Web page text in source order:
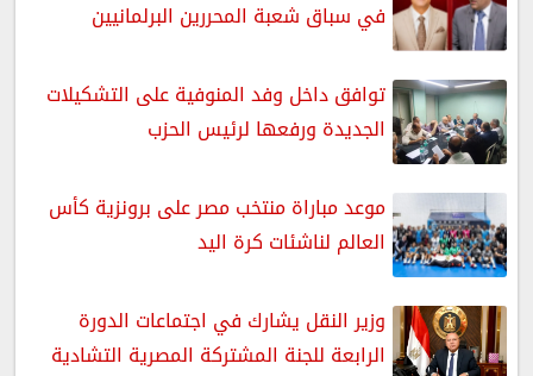
في سباق شعبة المحررين البرلمانيين
توافق داخل وفد المنوفية على التشكيلات
الجديدة ورفعها لرئيس الحزب
موعد مباراة منتخب مصر على برونزية كأس
العالم لناشئات كرة اليد
وزير النقل يشارك في اجتماعات الدورة
الرابعة للجنة المشتركة المصرية التشادية